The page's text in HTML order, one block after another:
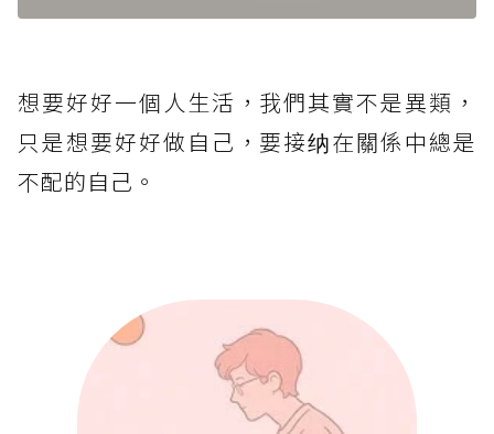
想要好好一個人生活，我們其實不是異類，
只是想要好好做自己，要接纳在關係中總是
不配的自己。